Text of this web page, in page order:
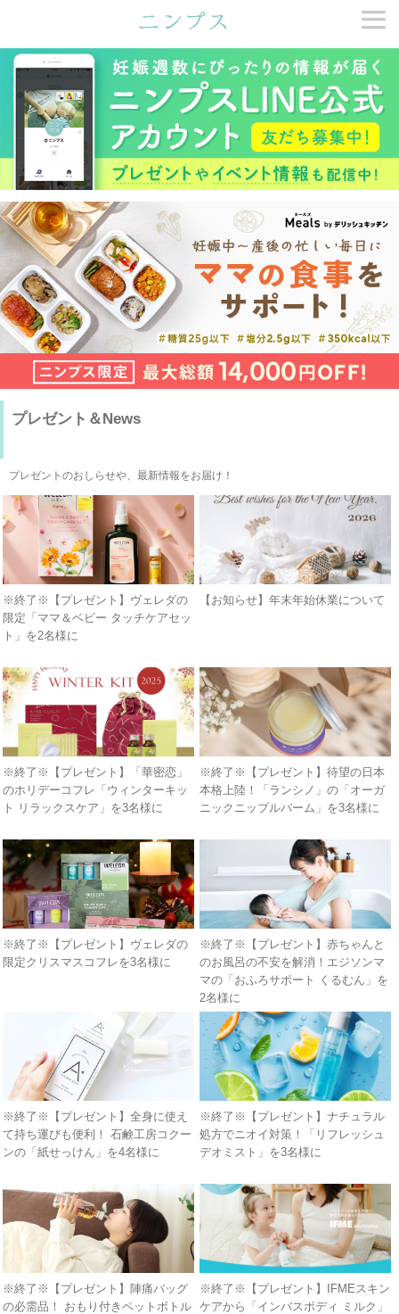
プレゼント＆News
プレゼントのおしらせや、最新情報をお届け！
※終了※【プレゼント】ヴェレダの
限定「ママ＆ベビー タッチケアセッ
ト」を2名様に
【お知らせ】年末年始休業について
※終了※【プレゼント】「華密恋」
のホリデーコフレ「ウィンターキッ
ト リラックスケア」を3名様に
※終了※【プレゼント】待望の日本
本格上陸！「ランシノ」の「オーガ
ニックニップルバーム」を3名様に
※終了※【プレゼント】ヴェレダの
限定クリスマスコフレを3名様に
※終了※【プレゼント】赤ちゃんと
のお風呂の不安を解消！エジソンマ
マの「おふろサポート くるむん」を
2名様に
※終了※【プレゼント】全身に使え
て持ち運びも便利！ 石鹸工房コクー
ンの「紙せっけん」を4名様に
※終了※【プレゼント】ナチュラル
処方でニオイ対策！「リフレッシュ
デオミスト」を3名様に
※終了※【プレゼント】陣痛バッグ
の必需品！ おもり付きペットボトル
※終了※【プレゼント】IFMEスキン
ケアから「インバスボディ ミルク」